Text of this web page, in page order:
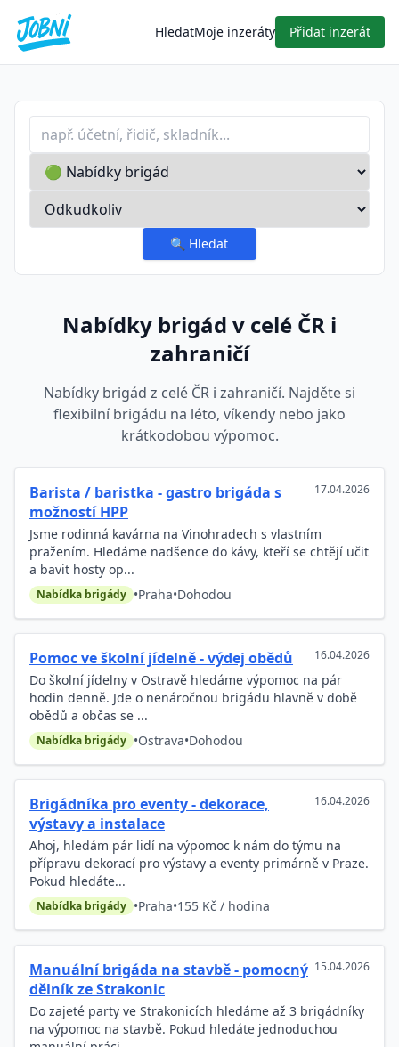
HledatMoje inzeráty Přidat inzerát
Profese nebo klíčové slovo
Typ inzerátu
Lokalita
🔍 Hledat
Nabídky brigád v celé ČR i
zahraničí
Nabídky brigád z celé ČR i zahraničí. Najděte si
flexibilní brigádu na léto, víkendy nebo jako
krátkodobou výpomoc.
Barista / baristka - gastro brigáda s
možností HPP
17.04.2026
Jsme rodinná kavárna na Vinohradech s vlastním
pražením. Hledáme nadšence do kávy, kteří se chtějí učit
a bavit hosty op...
Nabídka brigády •Praha•Dohodou
Pomoc ve školní jídelně - výdej obědů 16.04.2026
Do školní jídelny v Ostravě hledáme výpomoc na pár
hodin denně. Jde o nenáročnou brigádu hlavně v době
obědů a občas se ...
Nabídka brigády •Ostrava•Dohodou
Brigádníka pro eventy - dekorace,
výstavy a instalace
16.04.2026
Ahoj, hledám pár lidí na výpomoc k nám do týmu na
přípravu dekorací pro výstavy a eventy primárně v Praze.
Pokud hledáte...
Nabídka brigády •Praha•155 Kč / hodina
Manuální brigáda na stavbě - pomocný
dělník ze Strakonic
15.04.2026
Do zajeté party ve Strakonicích hledáme až 3 brigádníky
na výpomoc na stavbě. Pokud hledáte jednoduchou